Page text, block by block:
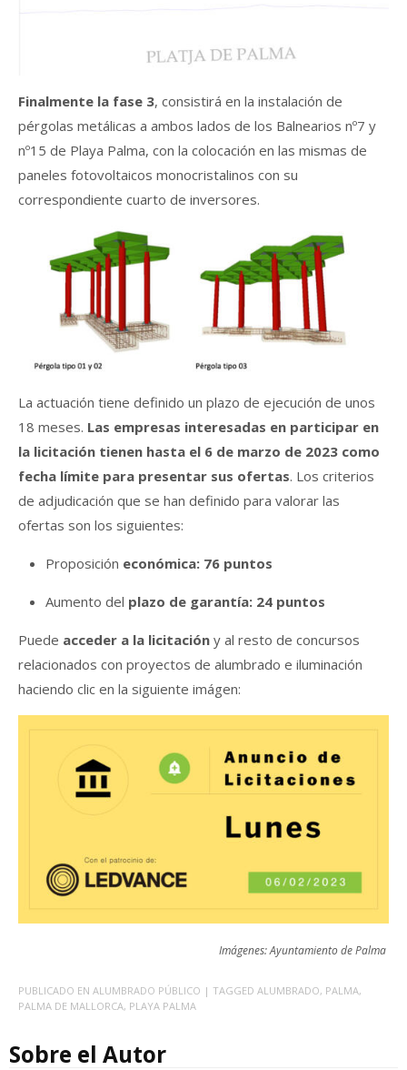
Finalmente la fase 3, consistirá en la instalación de
pérgolas metálicas a ambos lados de los Balnearios nº7 y
nº15 de Playa Palma, con la colocación en las mismas de
paneles fotovoltaicos monocristalinos con su
correspondiente cuarto de inversores.
La actuación tiene definido un plazo de ejecución de unos
18 meses. Las empresas interesadas en participar en
la licitación tienen hasta el 6 de marzo de 2023 como
fecha límite para presentar sus ofertas. Los criterios
de adjudicación que se han definido para valorar las
ofertas son los siguientes:
Proposición económica: 76 puntos
Aumento del plazo de garantía: 24 puntos
Puede acceder a la licitación y al resto de concursos
relacionados con proyectos de alumbrado e iluminación
haciendo clic en la siguiente imágen:
Imágenes: Ayuntamiento de Palma
PUBLICADO EN ALUMBRADO PÚBLICO | TAGGED ALUMBRADO, PALMA,
PALMA DE MALLORCA, PLAYA PALMA
Sobre el Autor